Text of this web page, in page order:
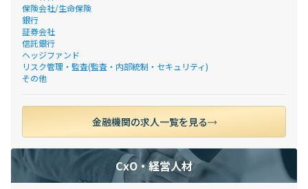
保険会社/生命保険
銀行
証券会社
信託銀行
ヘッジファンド
リスク管理・監査(監査・内部統制・セキュリティ)
その他
金融機関の求人一覧を見る
CxO・経営人材